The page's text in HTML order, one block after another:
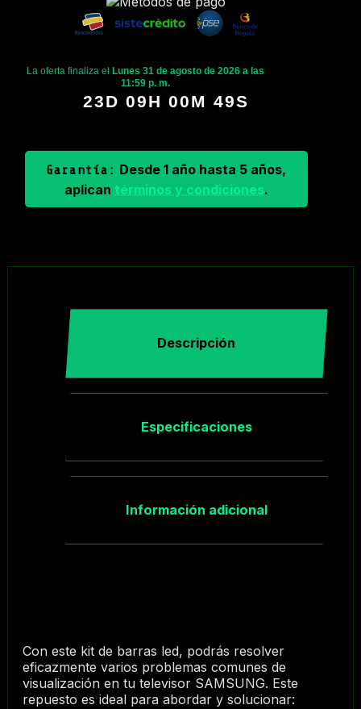
La oferta finaliza el
Lunes 31 de agosto de 2026 a las
11:59 p. m.
23D 09H 00M 48S
Garantía: Desde 1 año hasta 5 años,
aplican términos y condiciones.
Descripción
Especificaciones
Información adicional
Con este kit de barras led, podrás resolver
eficazmente varios problemas comunes de
visualización en tu televisor SAMSUNG. Este
repuesto es ideal para abordar y solucionar: